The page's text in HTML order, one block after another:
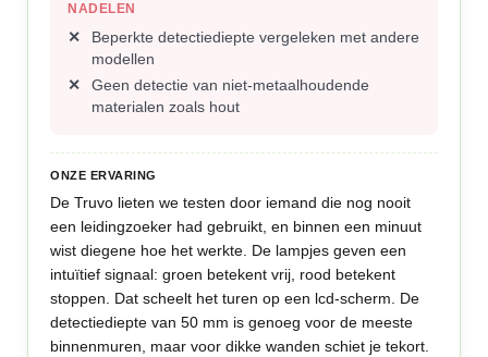
NADELEN
Beperkte detectiediepte vergeleken met andere
modellen
Geen detectie van niet-metaalhoudende
materialen zoals hout
ONZE ERVARING
De Truvo lieten we testen door iemand die nog nooit
een leidingzoeker had gebruikt, en binnen een minuut
wist diegene hoe het werkte. De lampjes geven een
intuïtief signaal: groen betekent vrij, rood betekent
stoppen. Dat scheelt het turen op een lcd-scherm. De
detectiediepte van 50 mm is genoeg voor de meeste
binnenmuren, maar voor dikke wanden schiet je tekort.